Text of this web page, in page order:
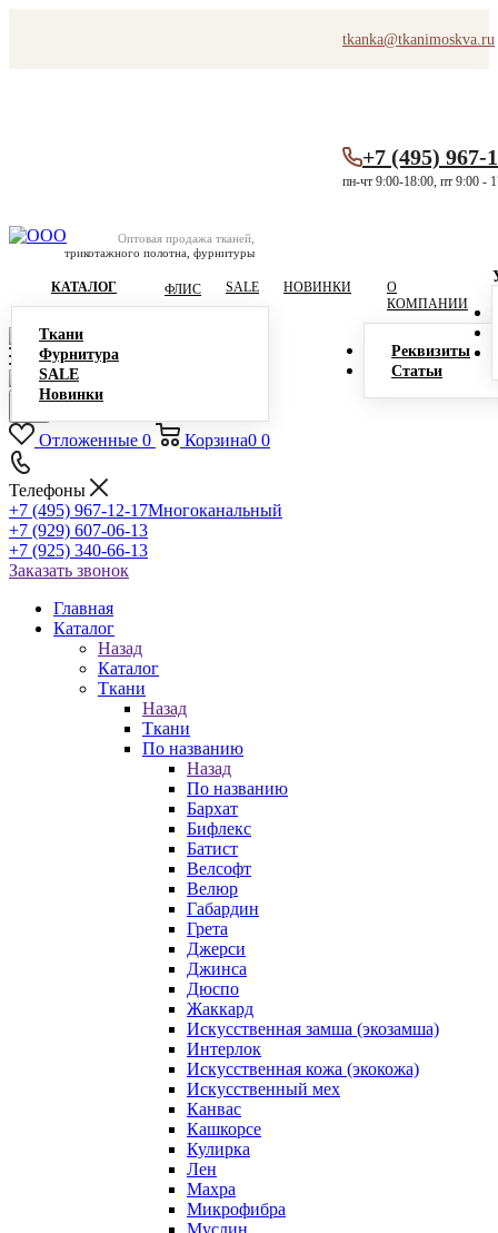
tkanka@tkanimoskva.ru
Оптовая продажа тканей,
трикотажного полотна, фурнитуры
+7 (495) 967-
пн-чт 9:00-18:00, пт 9:00 -
КАТАЛОГ
Ткани
Фурнитура
SALE
Новинки
ФЛИС SALE НОВИНКИ
О
КОМПАНИИ
Реквизиты
Статьи
Отложенные 0 Корзина0 0
Телефоны
+7 (495) 967-12-17Многоканальный
+7 (929) 607-06-13
+7 (925) 340-66-13
Заказать звонок
Главная
Каталог
Назад
Каталог
Ткани
Назад
Ткани
По названию
Назад
По названию
Бархат
Бифлекс
Батист
Велсофт
Велюр
Габардин
Грета
Джерси
Джинса
Дюспо
Жаккард
Искусственная замша (экозамша)
Интерлок
Искусственная кожа (экокожа)
Искусственный мех
Канвас
Кашкорсе
Кулирка
Лен
Махра
Микрофибра
Муслин